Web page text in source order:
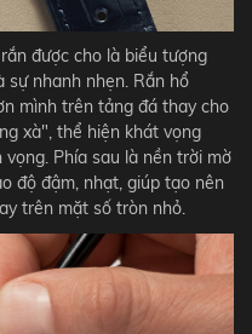
được cho là biểu tượng
sự nhanh nhẹn. Rắn hổ
mình trên tảng đá thay cho
xà", thể hiện khát vọng
Phía sau là nền trời mờ
độ đậm, nhạt, giúp tạo nên
trên mặt số tròn nhỏ.